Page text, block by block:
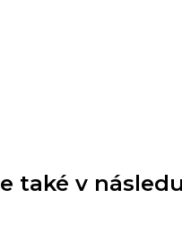
také v